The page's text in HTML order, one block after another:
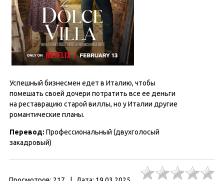
Успешный бизнесмен едет в Италию, чтобы
помешать своей дочери потратить все ее деньги
на реставрацию старой виллы, но у Италии другие
романтические планы.
Перевод: Профессиональный (двухголосый
закадровый)